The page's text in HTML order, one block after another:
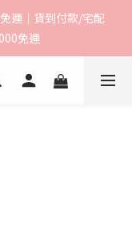
運｜貨到付款/宅配
免運
運｜貨到付款/宅配
免運
冰淇淋兌換禮物卡🎁